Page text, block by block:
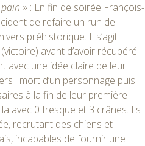
» : En fin de soirée François-
de refaire un run de
préhistorique. Il s’agit
avant d’avoir récupéré
avec une idée claire de leur
: mort d’un personnage puis
à la fin de leur première
avec 0 fresque et 3 crânes. Ils
recrutant des chiens et
incapables de fournir une